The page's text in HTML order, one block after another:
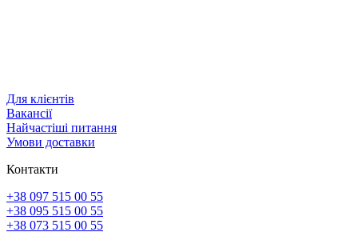
Для клієнтів
Вакансії
Найчастіші питання
Умови доставки
Контакти
+38 097 515 00 55
+38 095 515 00 55
+38 073 515 00 55